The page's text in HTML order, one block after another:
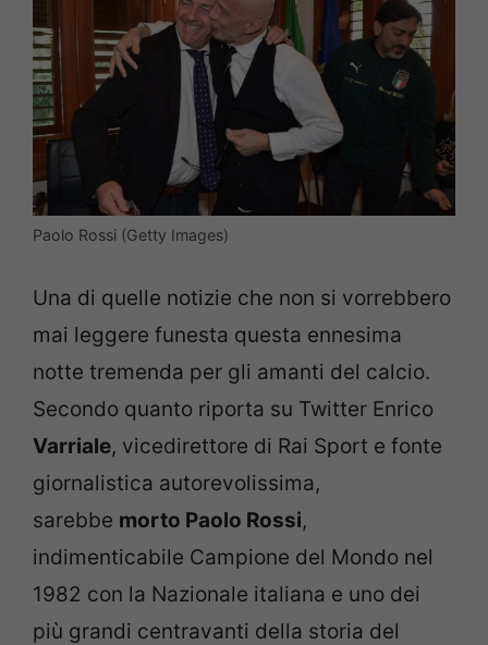
Paolo Rossi (Getty Images)
Una di quelle notizie che non si vorrebbero
mai leggere funesta questa ennesima
notte tremenda per gli amanti del calcio.
Secondo quanto riporta su Twitter Enrico
Varriale, vicedirettore di Rai Sport e fonte
giornalistica autorevolissima,
sarebbe morto Paolo Rossi,
indimenticabile Campione del Mondo nel
1982 con la Nazionale italiana e uno dei
più grandi centravanti della storia del